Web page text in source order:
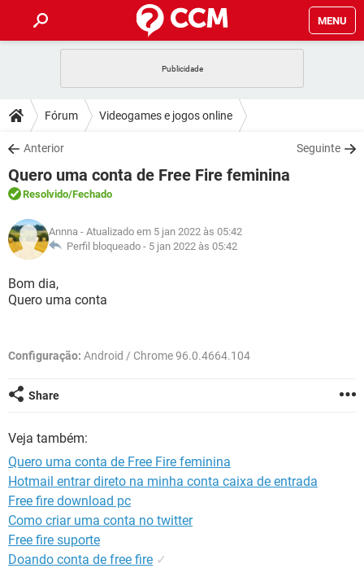
MENU
CELULAR FACEBOOK
OUTLOOK
INSTAGRAM GMAIL
GUIA DE COMPRAS
DICAS
JOGOS WHATSAPP
OUTLOOK
INSTAGRAM
GUIA DE COMPRAS
DOWNLOADS
JOGOS WHATSAPP
CELULAR
OUTLOOK EXCEL
INSTAGRAM
GUIA DE COMPRAS
FÓRUM
JOGOS
CELULAR FACEBOOK
INSTAGRAM
GLOSSÁRIO
JOGOS
CELULAR
Fórum Videogames e jogos online
Anterior Seguinte
Quero uma conta de Free Fire feminina
Resolvido/Fechado
Annna - Atualizado em 5 jan 2022 às 05:42
Perfil bloqueado - 5 jan 2022 às 05:42
Bom dia,
Quero uma conta
Configuração: Android / Chrome 96.0.4664.104
Share
Veja também:
Quero uma conta de Free Fire feminina
Hotmail entrar direto na minha conta caixa de entrada
Free fire download pc
Como criar uma conta no twitter
Free fire suporte
Doando conta de free fire ✓